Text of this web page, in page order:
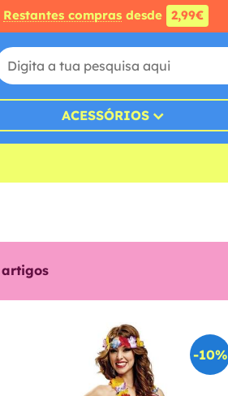
Restantes compras desde 2,99€
ACESSÓRIOS
artigos
-10%